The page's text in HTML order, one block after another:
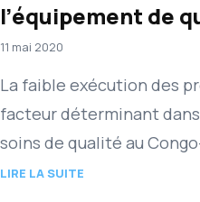
l’équipement de
structures
11 mai 2020
La faible exécution des
facteur déterminant
soins de qualité au
LIRE LA SUITE